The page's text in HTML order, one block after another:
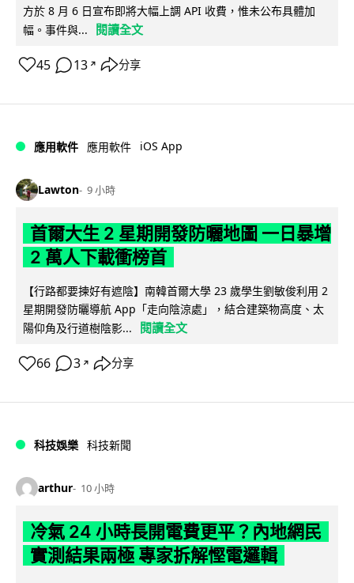
方於 8 月 6 日宣布即將大幅上調 API 收費，惟未公布具體加
幅。事件與...
閱讀全文
45 13 ↗ 分享
應用軟件 應用軟件 iOS App
Lawton 9 小時
首爾大生 2 星期開發防曬地圖 一日暴增
2 萬人下載衝榜首
【行路都要揀好有遮陰】南韓首爾大學 23 歲學生劉敏俊利用 2
星期開發防曬導航 App「走向陰涼處」，結合建築物高度、太
陽仰角及行道樹陰影...
閱讀全文
66 3 ↗ 分享
科技娛樂 科技新聞
arthur 10 小時
冷氣 24 小時長開電費更平？內地網民
實測結果兩極 專家拆解慳電邏輯